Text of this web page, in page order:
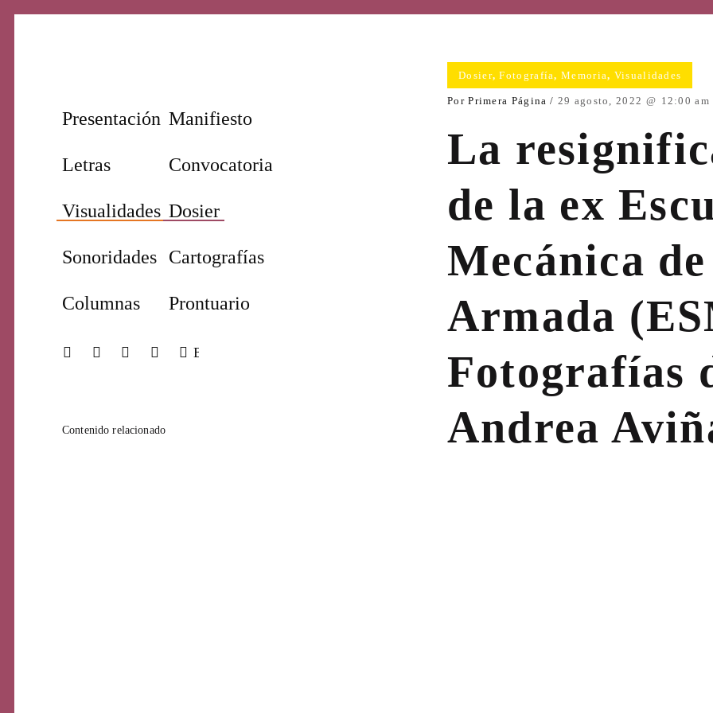
Revista
Primera
Presentación Manifiesto
Letras Convocatoria
Visualidades Dosier
Sonoridades Cartografías
Columnas Prontuario
BUSCAR
Dosier,Fotografía,Memoria, Visualidades
PorPrimera Página 29 agosto, 2022 12:00 am
La
de la ex
Mecánica
Armada
Fotografías
Andrea
Contenido relacionado
voces
para su